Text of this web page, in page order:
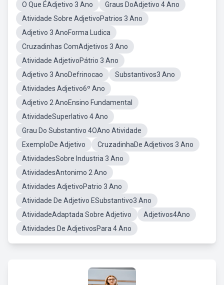
O Que ÉAdjetivo 3 Ano
Graus DoAdjetivo 4 Ano
Atividade Sobre AdjetivoPatrios 3 Ano
Adjetivo 3 AnoForma Ludica
Cruzadinhas ComAdjetivos 3 Ano
Atividade AdjetivoPátrio 3 Ano
Adjetivo 3 AnoDefrinocao
Substantivos3 Ano
Atividades Adjetivo6º Ano
Adjetivo 2 AnoEnsino Fundamental
AtividadeSuperlativo 4 Ano
Grau Do Substantivo 4OAno Atividade
ExemploDe Adjetivo
CruzadinhaDe Adjetivos 3 Ano
AtividadesSobre Industria 3 Ano
AtividadesAntonimo 2 Ano
Atividades AdjetivoPatrio 3 Ano
Atividade De Adjetivo ESubstantivo3 Ano
AtividadeAdaptada Sobre Adjetivo
Adjetivos4Ano
Atividades De AdjetivosPara 4 Ano